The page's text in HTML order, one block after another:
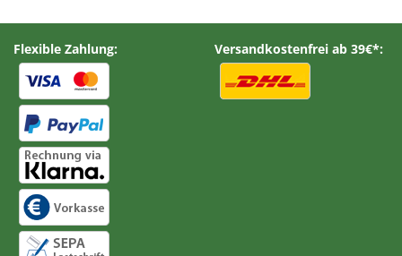
Flexible Zahlung: Versandkostenfrei ab 39€*: